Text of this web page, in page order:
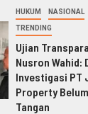
HUKUM NASIONAL
TRENDING
Ujian
Nusron Wahid:
Investigasi PT
Property
Tangan